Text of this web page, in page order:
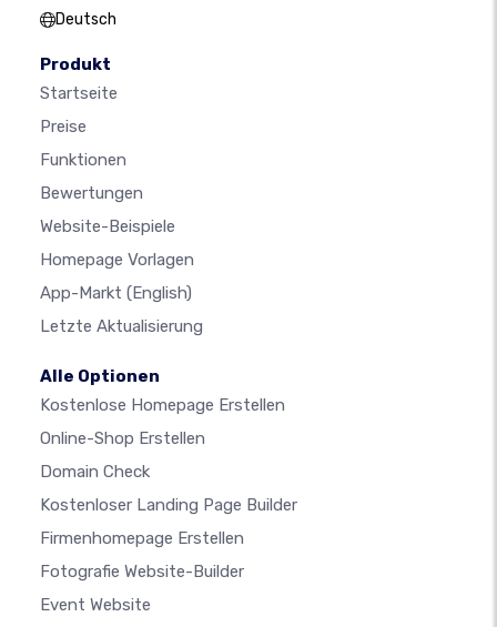
Deutsch
Produkt
Startseite
Preise
Funktionen
Bewertungen
Website-Beispiele
Homepage Vorlagen
App-Markt (English)
Letzte Aktualisierung
Alle Optionen
Kostenlose Homepage Erstellen
Online-Shop Erstellen
Domain Check
Kostenloser Landing Page Builder
Firmenhomepage Erstellen
Fotografie Website-Builder
Event Website